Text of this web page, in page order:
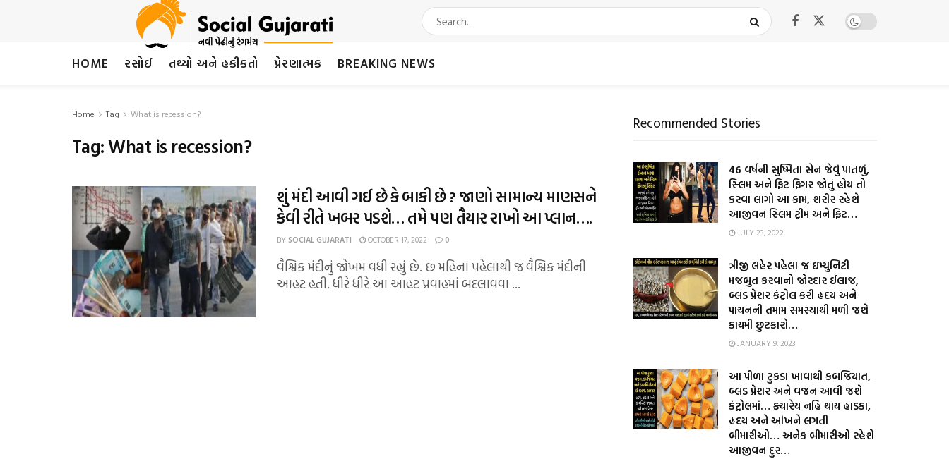
HOME રસોઈ તથ્યો અને હકીકતો પ્રેરણાત્મક BREAKING NEWS
Home Tag What is recession?
Tag:What is recession?
શું મંદી આવી ગઈ છે કે બાકી છે ? જાણો સામાન્ય માણસને
કેવી રીતે ખબર પડશે… તમે પણ તૈયાર રાખો આ પ્લાન….
BY SOCIAL GUJARATI OCTOBER 17, 2022 0
વૈશ્વિક મંદીનું જોખમ વધી રહ્યું છે. છ મહિના પહેલાથી જ વૈશ્વિક મંદીની
આહટ હતી. ધીરે ધીરે આ આહટ પ્રવાહમાં બદલાવવા ...
Recommended Stories
46 વર્ષની સુષ્મિતા સેન જેવું પાતળું,
સ્લિમ અને ફિટ ફિગર જોતું હોય તો
કરવા લાગો આ કામ, શરીર રહેશે
આજીવન સ્લિમ ટ્રીમ અને ફિટ…
JULY 23, 2022
ત્રીજી લહેર પહેલા જ ઇમ્યુનિટી
મજબુત કરવાનો જોરદાર ઈલાજ,
બ્લડ પ્રેશર કંટ્રોલ કરી હૃદય અને
પાચનની તમામ સમસ્યાથી મળી જશે
કાયમી છુટકારો…
JANUARY 9, 2023
આ પીળા ટુકડા ખાવાથી કબજિયાત,
બ્લડ પ્રેશર અને વજન આવી જશે
કંટ્રોલમાં… ક્યારેય નહિ થાય હાડકા,
હૃદય અને આંખને લગતી
બીમારીઓ… અનેક બીમારીઓ રહેશે
આજીવન દુર…